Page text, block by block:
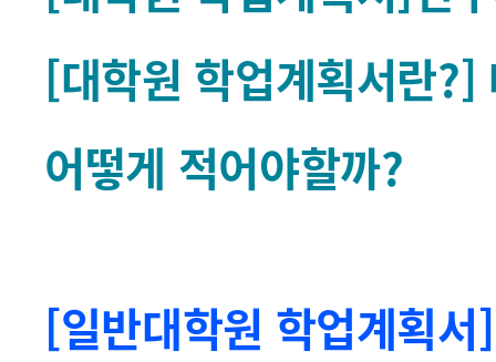
[대학원 학업계획서란
어떻게 적어야할까?
[일반대학원 학업계획